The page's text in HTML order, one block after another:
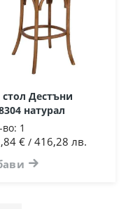
стол Дестъни
натурал
во: 1
€/ 416,28 лв.